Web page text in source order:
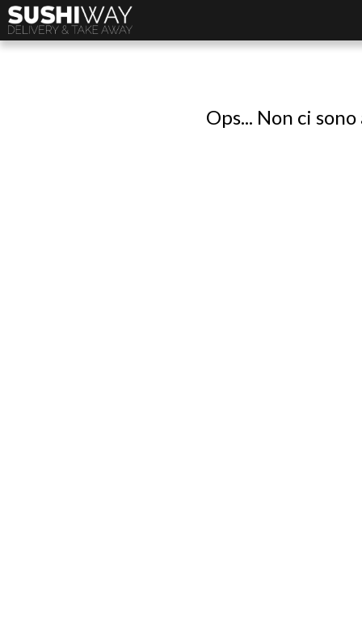
Ops... Non ci